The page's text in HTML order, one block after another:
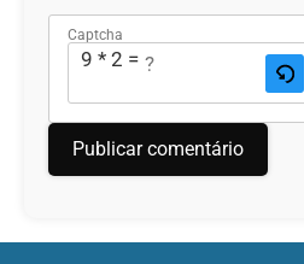
Captcha
9 * 2 = ?